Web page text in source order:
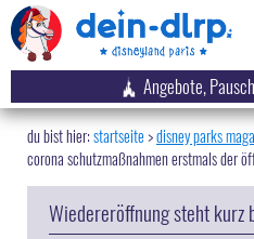
Angebote,
startseite disney parks
corona schutzmaßnahmen erstmals der
Wiedereröffnung steht kurz